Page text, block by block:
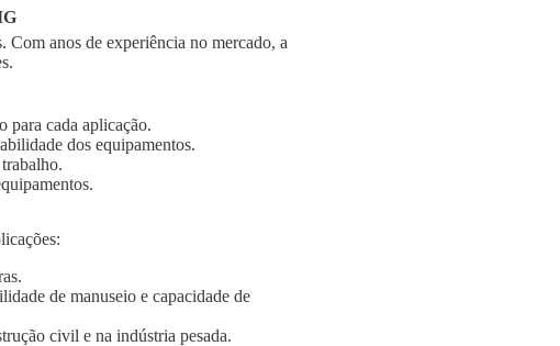
Com anos de experiência no mercado, a
para cada aplicação.
dos equipamentos.
de manuseio e capacidade de
civil e na indústria pesada.